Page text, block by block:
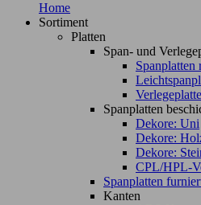
Home
Sortiment
Platten
Span- und
Spanplatten
Spanplatten
Dekore: Uni
Dekore:
Dekore:
CPL/HPL-
Spanplatten
Kanten